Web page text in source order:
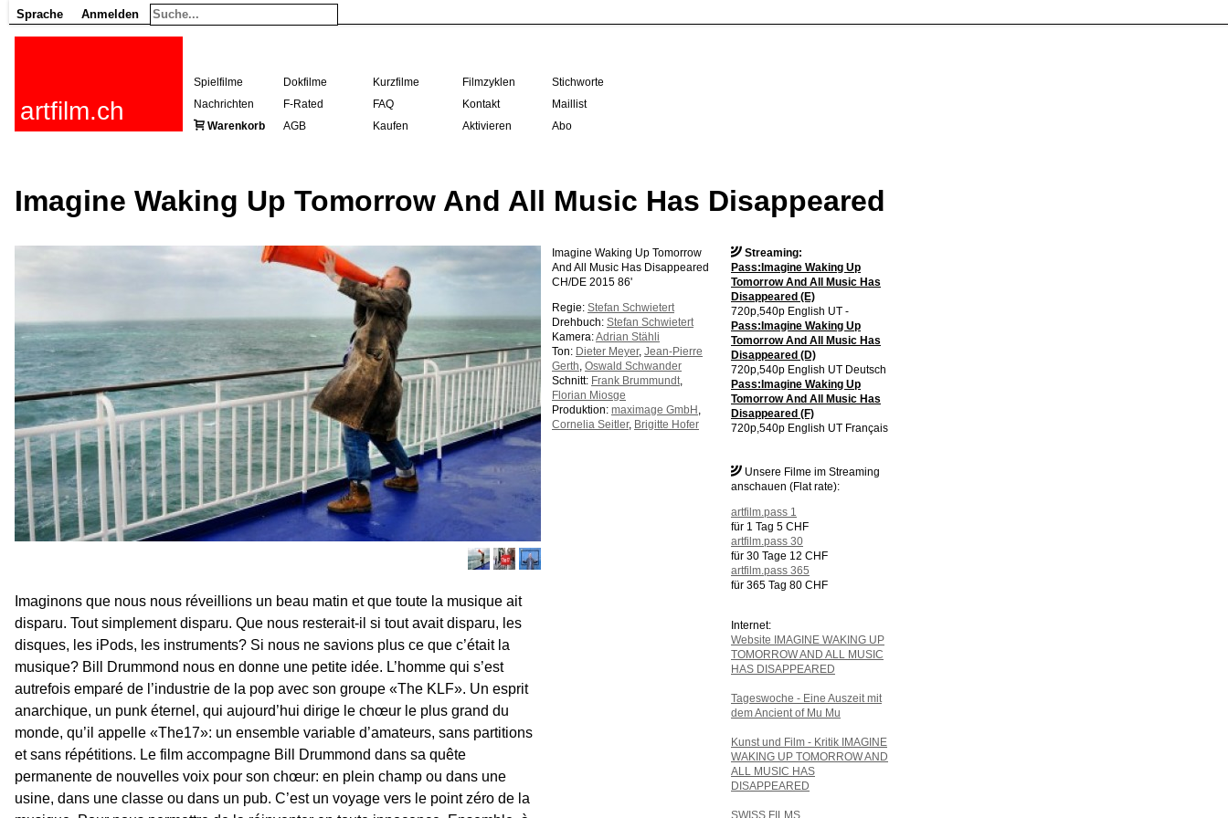
Sprache Anmelden
artfilm.ch
Spielfilme Dokfilme Kurzfilme Filmzyklen
Stichworte
Nachrichten
F-Rated FAQ Kontakt
Maillist
Warenkorb
AGB Kaufen Aktivieren Abo
Imagine Waking Up Tomorrow And All Music Has Disappeared
Streaming:
Pass:Imagine Waking Up
Tomorrow And All Music Has
Disappeared (E)
720p,540p English UT -
Pass:Imagine Waking Up
Tomorrow And All Music Has
Disappeared (D)
720p,540p English UT Deutsch
Pass:Imagine Waking Up
Tomorrow And All Music Has
Disappeared (F)
720p,540p English UT Français
Unsere Filme im Streaming
anschauen (Flat rate):
artfilm.pass 1
für 1 Tag 5 CHF
artfilm.pass 30
für 30 Tage 12 CHF
artfilm.pass 365
für 365 Tag 80 CHF
Internet:
Website IMAGINE WAKING UP
TOMORROW AND ALL MUSIC
HAS DISAPPEARED
Tageswoche - Eine Auszeit mit
dem Ancient of Mu Mu
Kunst und Film - Kritik IMAGINE
WAKING UP TOMORROW AND
ALL MUSIC HAS
DISAPPEARED
SWISS FILMS
Imagine Waking Up Tomorrow
And All Music Has Disappeared
CH/DE 2015 86'
Regie: Stefan Schwietert
Drehbuch: Stefan Schwietert
Kamera:Adrian Stähli
Ton: Dieter Meyer, Jean-Pierre
Gerth Oswald Schwander
Schnitt: Frank Brummundt
Florian Miosge
Produktion: maximage GmbH
Cornelia Seitler, Brigitte Hofer
Imaginons que nous nous réveillions un beau matin et que toute la musique ait
disparu. Tout simplement disparu. Que nous resterait-il si tout avait disparu, les
disques, les iPods, les instruments? Si nous ne savions plus ce que c’était la
musique? Bill Drummond nous en donne une petite idée. L’homme qui s’est
autrefois emparé de l’industrie de la pop avec son groupe «The KLF». Un esprit
anarchique, un punk éternel, qui aujourd’hui dirige le chœur le plus grand du
monde, qu’il appelle «The17»: un ensemble variable d’amateurs, sans partitions
et sans répétitions. Le film accompagne Bill Drummond dans sa quête
permanente de nouvelles voix pour son chœur: en plein champ ou dans une
usine, dans une classe ou dans un pub. C’est un voyage vers le point zéro de la